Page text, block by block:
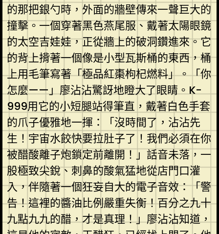
的那把銀勺時，外面的牆壁傳來一聲巨大的
撞擊。一個穿著黑色燕尾服、戴著太陽眼鏡
的太空吉娃娃，正從牆上的破洞鑽進來。它
的背上揹著一個像是小型瓦斯桶的東西，桶
上用毛筆寫著「極品紅棗枸杞燃料」。「你
怎麼——」廖沾沾驚訝地瞪大了眼睛。K-
999用它的小短腿站得筆直，戴著白色手套
的爪子優雅地一揮：「沒時間了，沾沾先
生！宇宙水餃快要拉肚子了！我們必須在你
被醋酸離子炮鎖定前離開！」話音未落，一
股極致尖銳、刺鼻的酸氣猛地從店門口灌
入，伴隨著一個狂妄自大的電子音效：「警
告！這裡的醬油比例嚴重失衡！百分之九十
九點九九的醋，才是真理！」廖沾沾知道，